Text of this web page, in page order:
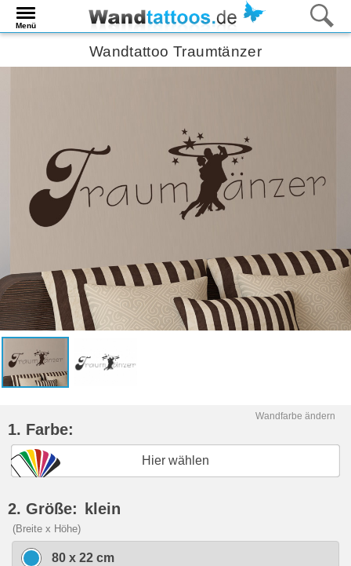
Menü
Wandtattoo Traumtänzer
Wandfarbe ändern
1. Farbe:
Hier wählen
2. Größe: klein
(Breite x Höhe)
80 x 22 cm